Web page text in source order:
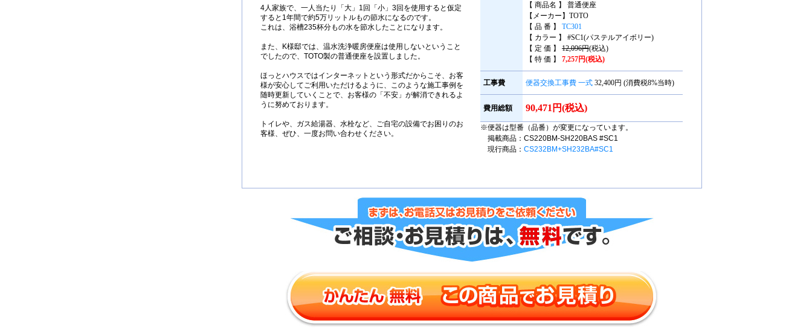
4人家族で、一人当たり「大」1回「小」3回を使用すると仮定
すると1年間で約5万リットルもの節水になるのです。
これは、浴槽235杯分もの水を節水したことになります。
また、K様邸では、温水洗浄暖房便座は使用しないということ
でしたので、TOTO製の普通便座を設置しました。
ほっとハウスではインターネットという形式だからこそ、お客
様が安心してご利用いただけるように、このような施工事例を
随時更新していくことで、お客様の「不安」が解消できれるよ
うに努めております。
トイレや、ガス給湯器、水栓など、ご自宅の設備でお困りのお
客様、ぜひ、一度お問い合わせください。
【 商品名 】 普通便座
【メーカー】TOTO
【 品 番 】 TC301
【 カラー 】 #SC1(パステルアイボリー)
【 定 価 】 12,096円(税込)
【 特 価 】 7,257円(税込)
工事費 便器交換工事費 一式 32,400円 (消費税8%当時)
費用総額 90,471円(税込)
※便器は型番（品番）が変更になっています。
掲載商品：CS220BM-SH220BAS #SC1
現行商品： CS232BM+SH232BA#SC1